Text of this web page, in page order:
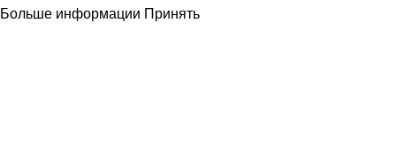
Больше информации Принять